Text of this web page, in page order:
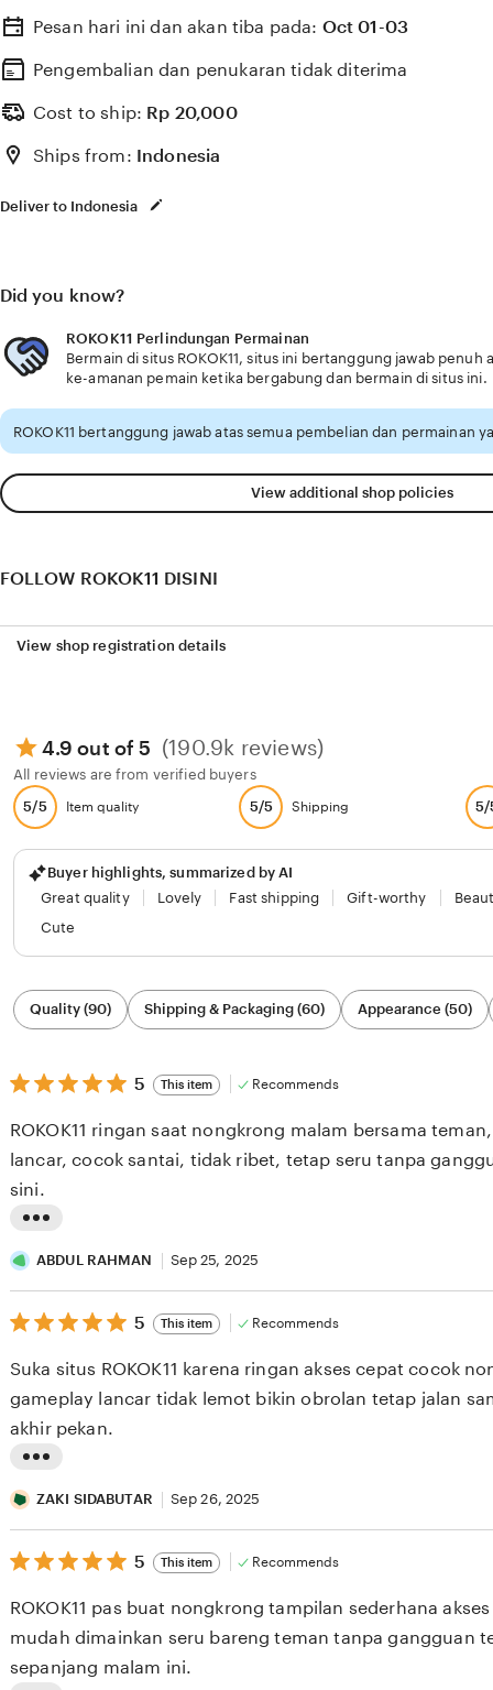
Pesan hari ini dan akan tiba pada: Oct 01-03
Pengembalian dan penukaran tidak diterima
Cost to ship: Rp 20,000
Ships from: Indonesia
Deliver to Indonesia
Did you know?
ROKOK11 Perlindungan Permainan
Bermain di situs ROKOK11, situs ini bertanggung jawab penuh
ke-amanan pemain ketika bergabung dan bermain di situs ini.
ROKOK11 bertanggung jawab atas semua pembelian dan permainan
View additional shop policies
FOLLOW ROKOK11 DISINI
View shop registration details
4.9 out of 5 (190.9k reviews)
All reviews are from verified buyers
5/5
Item quality 5/5 Shipping 5/
Buyer highlights, summarized by AI
Great quality
Lovely Fast shipping Gift-worthy
Cute
Filter
by
category
Quality (90) Shipping & Packaging (60) Appearance (50)
5
out
5
stars
5 This item Recommends
i
s
t
n
g
r
v
i
e
b
y
A
ROKOK11 ringan saat nongkrong malam bersama
lancar, cocok santai, tidak ribet, tetap seru tanpa
sini.
ABDUL RAHMAN Sep 25, 2025
5
out
5
stars
5 This item Recommends
i
s
t
n
g
r
Suka situs ROKOK11 karena ringan akses cepat cocok
gameplay lancar tidak lemot bikin obrolan tetap jalan
akhir pekan.
ZAKI SIDABUTAR Sep 26, 2025
5
out
5
stars
5 This item Recommends
ROKOK11 pas buat nongkrong tampilan sederhana
mudah dimainkan seru bareng teman tanpa gangguan
sepanjang malam ini.